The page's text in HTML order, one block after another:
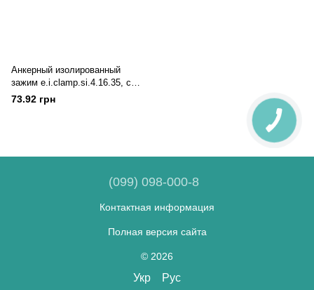
Анкерный изолированный
зажим e.i.clamp.si.4.16.35, с
проволочной скобой
73.92 грн
(099) 098-000-8
Контактная информация
Полная версия сайта
© 2026
Укр Рус